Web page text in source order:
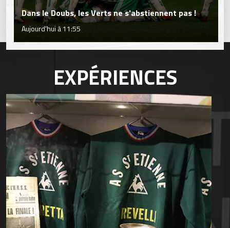
Dans le Doubs, les Verts ne s'abstiennent pas !
Aujourd'hui à 11:55
EXPÉRIENCES